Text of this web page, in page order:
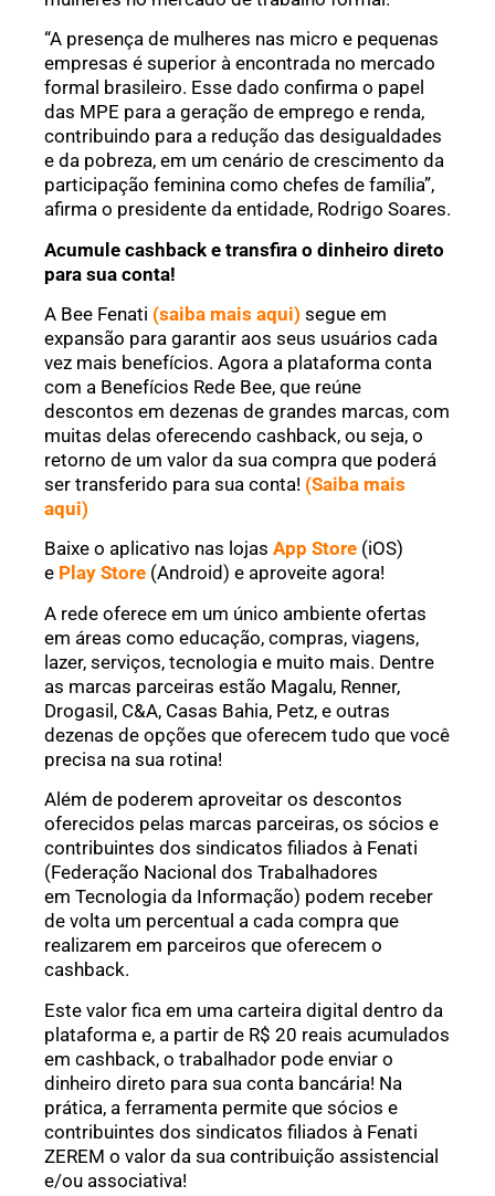
“A presença de mulheres nas micro e pequenas
empresas é superior à encontrada no mercado
formal brasileiro. Esse dado confirma o papel
das MPE para a geração de emprego e renda,
contribuindo para a redução das desigualdades
e da pobreza, em um cenário de crescimento da
participação feminina como chefes de família”,
afirma o presidente da entidade, Rodrigo Soares.
Acumule cashback e transfira o dinheiro direto
para sua conta!
A Bee Fenati (saiba mais aqui) segue em
expansão para garantir aos seus usuários cada
vez mais benefícios. Agora a plataforma conta
com a Benefícios Rede Bee, que reúne
descontos em dezenas de grandes marcas, com
muitas delas oferecendo cashback, ou seja, o
retorno de um valor da sua compra que poderá
ser transferido para sua conta! (Saiba mais
aqui)
Baixe o aplicativo nas lojas App Store (iOS)
e Play Store (Android) e aproveite agora!
A rede oferece em um único ambiente ofertas
em áreas como educação, compras, viagens,
lazer, serviços, tecnologia e muito mais. Dentre
as marcas parceiras estão Magalu, Renner,
Drogasil, C&A, Casas Bahia, Petz, e outras
dezenas de opções que oferecem tudo que você
precisa na sua rotina!
Além de poderem aproveitar os descontos
oferecidos pelas marcas parceiras, os sócios e
contribuintes dos sindicatos filiados à Fenati
(Federação Nacional dos Trabalhadores
em Tecnologia da Informação) podem receber
de volta um percentual a cada compra que
realizarem em parceiros que oferecem o
cashback.
Este valor fica em uma carteira digital dentro da
plataforma e, a partir de R$ 20 reais acumulados
em cashback, o trabalhador pode enviar o
dinheiro direto para sua conta bancária! Na
prática, a ferramenta permite que sócios e
contribuintes dos sindicatos filiados à Fenati
ZEREM o valor da sua contribuição assistencial
e/ou associativa!